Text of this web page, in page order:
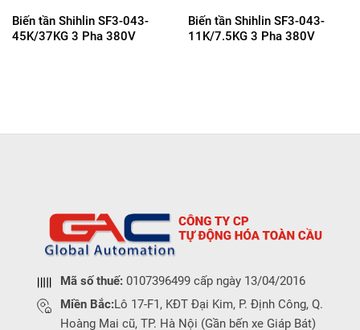
Biến tần Shihlin SF3-043-
45K/37KG 3 Pha 380V
Biến tần Shihlin SF3-043-
11K/7.5KG 3 Pha 380V
Mã số thuế: 0107396499 cấp ngày 13/04/2016
Miền Bắc:Lô 17-F1, KĐT Đại Kim, P. Định Công, Q.
Hoàng Mai cũ, TP. Hà Nội (Gần bến xe Giáp Bát)